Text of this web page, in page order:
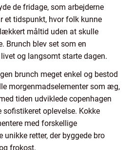
de fridage, som arbejderne
et tidspunkt, hvor folk kunne
måltid uden at skulle
Brunch blev set som en
og langsomt starte dagen.
brunch meget enkel og bestod
morgenmadselementer som æg,
tiden udviklede copenhagen
sofistikeret oplevelse. Kokke
med forskellige
unikke retter, der byggede bro
frokost.